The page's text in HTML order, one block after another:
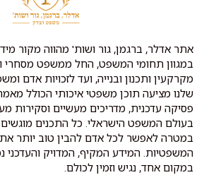
אתר אדלר, ברגמן, גור ושות' מהווה מקור
במגוון תחומי המשפט, החל ממשפט מסחרי
מקרקעין ותכנון ובנייה, ועד לזכויות אדם
שלנו מציעה תוכן משפטי איכותי הכולל
פסיקה עדכנית, מדריכים מעשיים וסקירות
בעולם המשפט הישראלי. כל התכנים
במטרה לאפשר לכל אדם להבין טוב יותר את
המשפטיות. המידע המקיף, המדויק והעדכני
במקום אחד, נגיש וזמין לכולם.